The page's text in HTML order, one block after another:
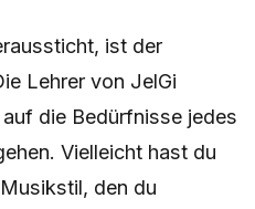
ist der
Lehrer von JelGi
die Bedürfnisse jedes
Vielleicht hast du
den du